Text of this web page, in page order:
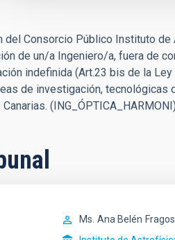
del Consorcio Público Instituto
de un/a Ingeniero/a, fuera de
indefinida (Art.23 bis de la
de investigación,
Ms. Ana Belén